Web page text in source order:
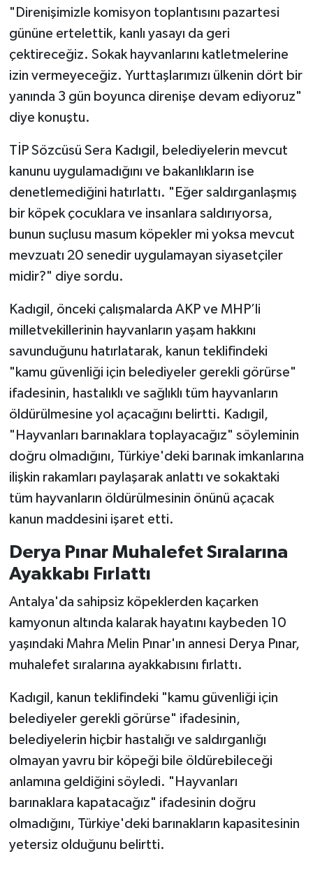
"Direnişimizle komisyon toplantısını pazartesi
gününe ertelettik, kanlı yasayı da geri
çektireceğiz. Sokak hayvanlarını katletmelerine
izin vermeyeceğiz. Yurttaşlarımızı ülkenin dört bir
yanında 3 gün boyunca direnişe devam ediyoruz"
diye konuştu.
TİP Sözcüsü Sera Kadıgil, belediyelerin mevcut
kanunu uygulamadığını ve bakanlıkların ise
denetlemediğini hatırlattı. "Eğer saldırganlaşmış
bir köpek çocuklara ve insanlara saldırıyorsa,
bunun suçlusu masum köpekler mi yoksa mevcut
mevzuatı 20 senedir uygulamayan siyasetçiler
midir?" diye sordu.
Kadıgil, önceki çalışmalarda AKP ve MHP’li
milletvekillerinin hayvanların yaşam hakkını
savunduğunu hatırlatarak, kanun teklifindeki
"kamu güvenliği için belediyeler gerekli görürse"
ifadesinin, hastalıklı ve sağlıklı tüm hayvanların
öldürülmesine yol açacağını belirtti. Kadıgil,
"Hayvanları barınaklara toplayacağız" söyleminin
doğru olmadığını, Türkiye'deki barınak imkanlarına
ilişkin rakamları paylaşarak anlattı ve sokaktaki
tüm hayvanların öldürülmesinin önünü açacak
kanun maddesini işaret etti.
Derya Pınar Muhalefet Sıralarına
Ayakkabı Fırlattı
Antalya'da sahipsiz köpeklerden kaçarken
kamyonun altında kalarak hayatını kaybeden 10
yaşındaki Mahra Melin Pınar'ın annesi Derya Pınar,
muhalefet sıralarına ayakkabısını fırlattı.
Kadıgil, kanun teklifindeki "kamu güvenliği için
belediyeler gerekli görürse" ifadesinin,
belediyelerin hiçbir hastalığı ve saldırganlığı
olmayan yavru bir köpeği bile öldürebileceği
anlamına geldiğini söyledi. "Hayvanları
barınaklara kapatacağız" ifadesinin doğru
olmadığını, Türkiye'deki barınakların kapasitesinin
yetersiz olduğunu belirtti.